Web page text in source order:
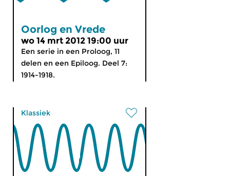
Oorlog en Vrede
wo 14 mrt 2012 19:00 uur
Een serie in een Proloog, 11
delen en een Epiloog. Deel 7:
1914-1918.
Klassiek